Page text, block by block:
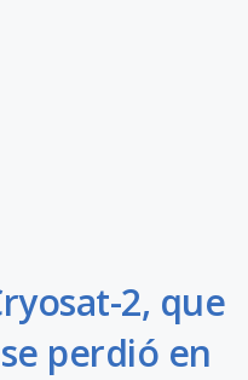
2, que
perdió en